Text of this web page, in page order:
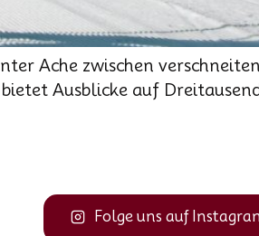
Ache zwischen
Ausblicke auf
Folge uns auf